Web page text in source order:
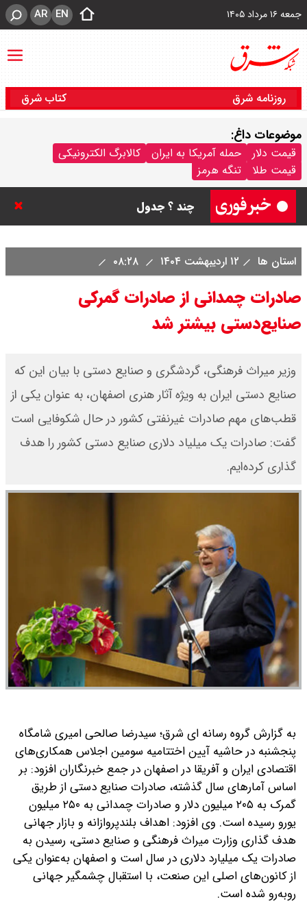
جمعه ۱۶ مرداد ۱۴۰۵ EN
AR
روزنامه شرق کتاب شرق
موضوعات داغ:
قیمت دلار حمله آمریکا به ایران
کالابرگ الکترونیکی
قیمت طلا
تنگه هرمز
چند ؟ جدول
به تنگه هرمز را کلید زدند + جزییات
استان ها ۱۲ اردیبهشت ۱۴۰۴
صادرات چمدانی از صادرات گمرکی
صنایع‌دستی بیشتر شد
وزیر میراث فرهنگی، گردشگری و صنایع دستی با بیان این که
صنایع دستی ایران به‌ ویژه آثار هنری اصفهان، به‌ عنوان یکی از
قطب‌های مهم صادرات غیرنفتی کشور در حال شکوفایی است
گفت: صادرات یک میلیاد دلاری صنایع دستی کشور را هدف
گذاری کرده‌ایم.
به گزارش گروه رسانه ای شرق؛ سیدرضا صالحی امیری شامگاه
پنجشنبه در حاشیه آیین اختتامیه سومین اجلاس همکاری‌های
اقتصادی ایران و آفریقا در اصفهان در جمع خبرنگاران افزود: بر
اساس آمارهای سال گذشته، صادرات صنایع دستی از طریق
گمرک به ۲۰۵ میلیون دلار و صادرات چمدانی به ۲۵۰ میلیون
یورو رسیده است. وی افزود: اهداف بلندپروازانه و بازار جهانی
هدف گذاری وزارت میراث فرهنگی و صنایع دستی، رسیدن به
صادرات یک میلیارد دلاری در سال است و اصفهان به‌عنوان یکی
از کانون‌های اصلی این صنعت، با استقبال چشمگیر جهانی
روبه‌رو شده است.